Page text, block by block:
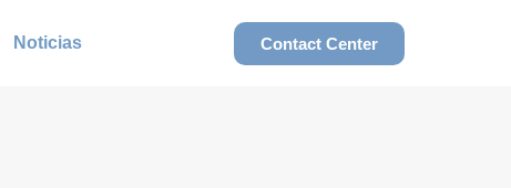
Noticias Contact Center